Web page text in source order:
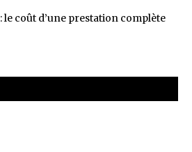
le coût d’une prestation complète